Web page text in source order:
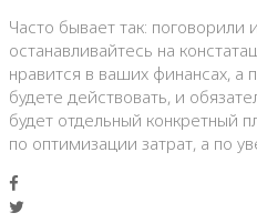
Часто бывает так: поговорили
останавливайтесь на
нравится в ваших финансах, а
будете действовать, и
будет отдельный конкретный
по оптимизации затрат, а по